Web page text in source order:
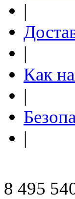
|
|
Как
|
|
8 495